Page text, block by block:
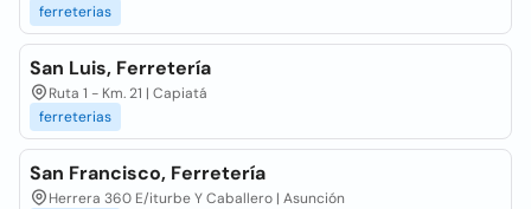
ferreterias
San Luis, Ferretería
Ruta 1 - Km. 21 | Capiatá
ferreterias
San Francisco, Ferretería
Herrera 360 E/iturbe Y Caballero | Asunción